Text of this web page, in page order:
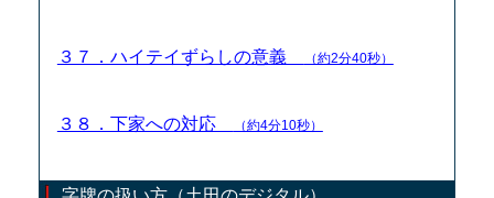
３７．ハイテイずらしの意義 （約2分40秒）
３８．下家への対応 （約4分10秒）